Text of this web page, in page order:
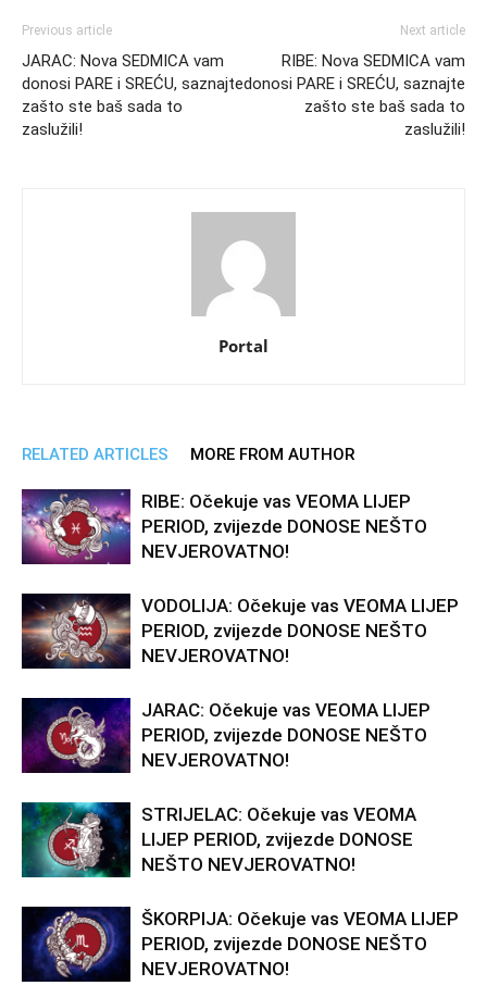
Previous article
JARAC: Nova SEDMICA vam
donosi PARE i SREĆU, saznajte
zašto ste baš sada to
zaslužili!
Next article
RIBE: Nova SEDMICA vam
donosi PARE i SREĆU, saznajte
zašto ste baš sada to
zaslužili!
Portal
RELATED ARTICLES MORE FROM AUTHOR
RIBE: Očekuje vas VEOMA LIJEP
PERIOD, zvijezde DONOSE NEŠTO
NEVJEROVATNO!
VODOLIJA: Očekuje vas VEOMA LIJEP
PERIOD, zvijezde DONOSE NEŠTO
NEVJEROVATNO!
JARAC: Očekuje vas VEOMA LIJEP
PERIOD, zvijezde DONOSE NEŠTO
NEVJEROVATNO!
STRIJELAC: Očekuje vas VEOMA
LIJEP PERIOD, zvijezde DONOSE
NEŠTO NEVJEROVATNO!
ŠKORPIJA: Očekuje vas VEOMA LIJEP
PERIOD, zvijezde DONOSE NEŠTO
NEVJEROVATNO!